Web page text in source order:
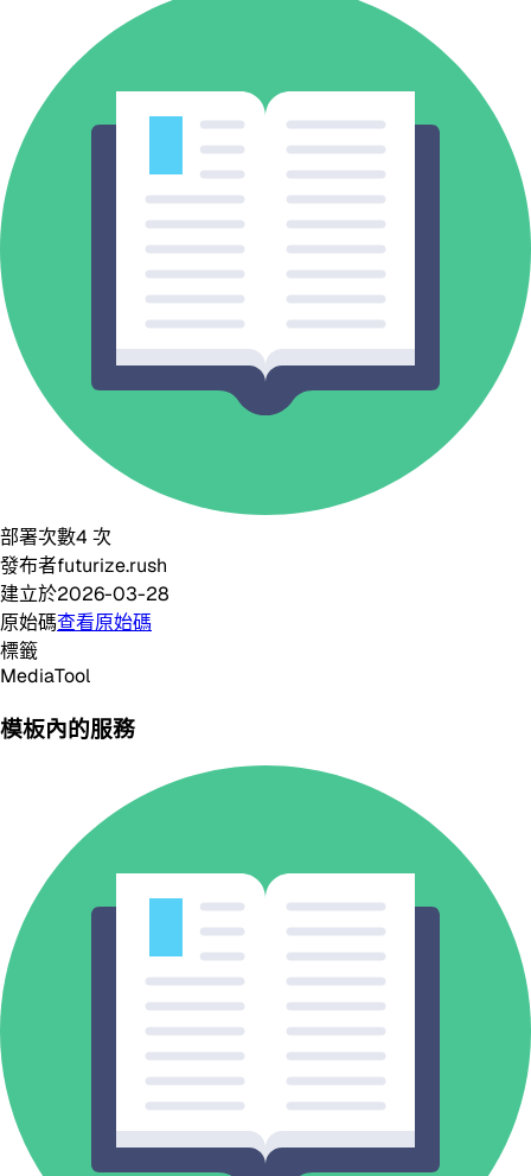
部署次數4 次
發布者futurize.rush
建立於2026-03-28
原始碼查看原始碼
標籤
MediaTool
模板內的服務